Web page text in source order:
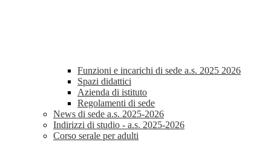
Funzioni e incarichi di sede a.s. 2025 2026
Spazi didattici
Azienda di istituto
Regolamenti di sede
News di sede a.s. 2025-2026
Indirizzi di studio - a.s. 2025-2026
Corso serale per adulti